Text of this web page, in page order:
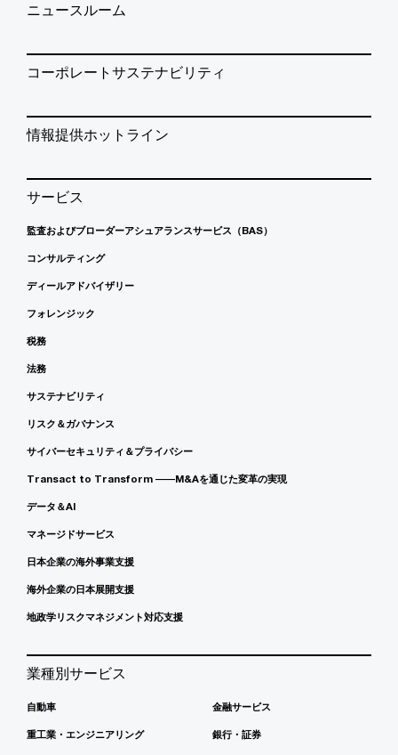
ニュースルーム
コーポレートサステナビリティ
情報提供ホットライン
サービス
監査およびブローダーアシュアランスサービス（BAS）
コンサルティング
ディールアドバイザリー
フォレンジック
税務
法務
サステナビリティ
リスク＆ガバナンス
サイバーセキュリティ＆プライバシー
Transact to Transform ――M&Aを通じた変革の実現
データ＆AI
マネージドサービス
日本企業の海外事業支援
海外企業の日本展開支援
地政学リスクマネジメント対応支援
業種別サービス
自動車
重工業・エンジニアリング
金融サービス
銀行・証券